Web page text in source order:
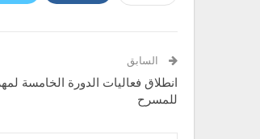
السابق
انطلاق فعاليات الدورة الخامسة
للمسرح